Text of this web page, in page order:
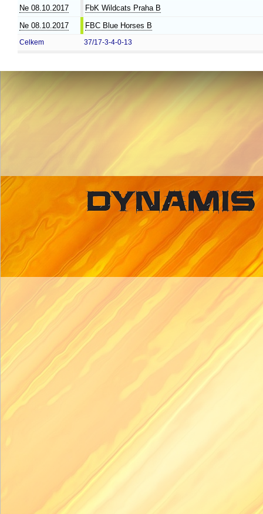
Ne 08.10.2017
FbK Wildcats Praha B
Ne 08.10.2017
FBC Blue Horses B
Celkem 37/17-3-4-0-13